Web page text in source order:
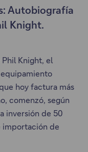
Autobiografía
Knight.
Phil Knight, el
hoy factura más
comenzó, según
inversión de 50
importación de